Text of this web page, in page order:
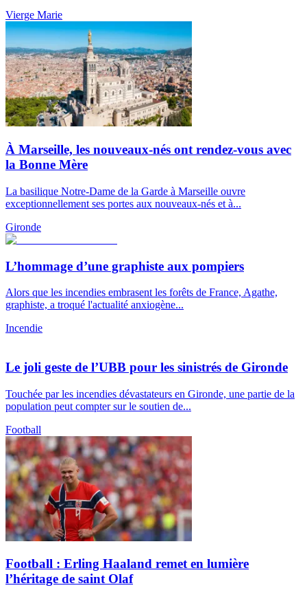
Vierge Marie
À Marseille, les nouveaux-nés ont rendez-vous avec
la Bonne Mère
La basilique Notre-Dame de la Garde à Marseille ouvre
exceptionnellement ses portes aux nouveaux-nés et à...
Gironde
L’hommage d’une graphiste aux pompiers
Alors que les incendies embrasent les forêts de France, Agathe,
graphiste, a troqué l'actualité anxiogène...
Incendie
Le joli geste de l’UBB pour les sinistrés de Gironde
Touchée par les incendies dévastateurs en Gironde, une partie de la
population peut compter sur le soutien de...
Football
Football : Erling Haaland remet en lumière
l’héritage de saint Olaf